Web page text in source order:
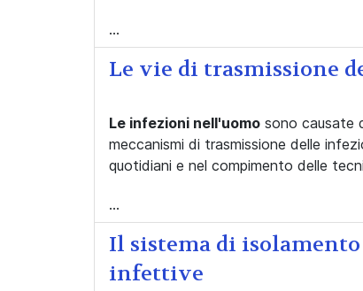
...
Le vie di trasmissione
Le infezioni nell'uomo sono causate
meccanismi di trasmissione delle
quotidiani e nel compimento delle
...
Il sistema di
infettive